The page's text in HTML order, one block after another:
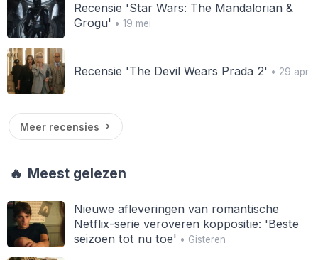
Recensie 'Star Wars: The Mandalorian &
Grogu' • 19 mei
Recensie 'The Devil Wears Prada 2' • 29 apr
Meer recensies
🔥 Meest gelezen
Nieuwe afleveringen van romantische
Netflix-serie veroveren koppositie: 'Beste
seizoen tot nu toe' • Gisteren